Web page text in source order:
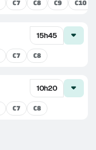
C7 C8 C9 C10
15h45
C7 C8
10h20
C7 C8